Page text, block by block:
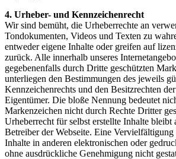
4. Urheber- und Kennzeichenrecht
Wir sind bemüht, die Urheberrechte an
Tondokumenten, Videos und Texten zu
entweder eigene Inhalte oder greifen auf
zurück. Alle innerhalb unseres
gegebenenfalls durch Dritte geschützten
unterliegen den Bestimmungen des jeweils
Kennzeichenrechts und den Besitzrechten
Eigentümer. Die bloße Nennung bedeutet
Markenzeichen nicht durch Rechte Dritter
Urheberrecht für selbst erstellte Inhalte bleibt
Betreiber der Webseite. Eine
Inhalte in anderen elektronischen oder
ohne ausdrückliche Genehmigung nicht